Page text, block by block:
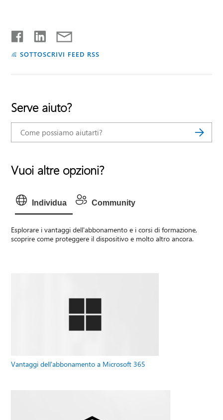
SOTTOSCRIVI FEED RSS
Serve aiuto?
Vuoi altre opzioni?
Individua Community
Esplorare i vantaggi dell'abbonamento e i corsi di formazione,
scoprire come proteggere il dispositivo e molto altro ancora.
Vantaggi dell'abbonamento a Microsoft 365